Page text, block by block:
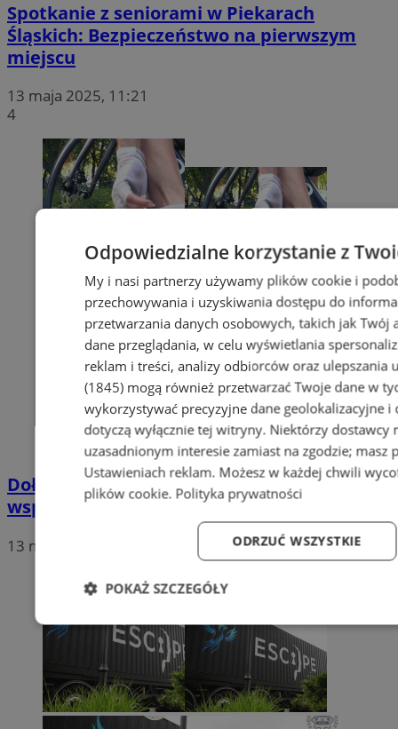
Spotkanie z seniorami w Piekarach
Śląskich: Bezpieczeństwo na pierwszym
miejscu
13 maja 2025, 11:21
4
Dołącz do akcji „Wiosna na sportowo” i
wspieraj Fundację Pomocy Wdowom!
13 maja 2025, 11:24
Odpowiedzialne korzystanie z
My i nasi partnerzy używamy plików cookie i
przechowywania i uzyskiwania dostępu do
przetwarzania danych osobowych, takich jak
dane przeglądania, w celu wyświetlania
reklam i treści, analizy odbiorców oraz ulepszania
(1845)mogą również przetwarzać Twoje dane w
wykorzystywać precyzyjne dane geolokalizacyjne
dotyczą wyłącznie tej witryny. Niektórzy dostawcy
uzasadnionym interesie zamiast na zgodzie; masz
Ustawieniach reklam. Możesz w każdej chwili
plików cookie. Polityka prywatności
ODRZUĆ WSZYSTKIE
POKAŻ SZCZEGÓŁY
Niezbędne Wydajność Targetowanie